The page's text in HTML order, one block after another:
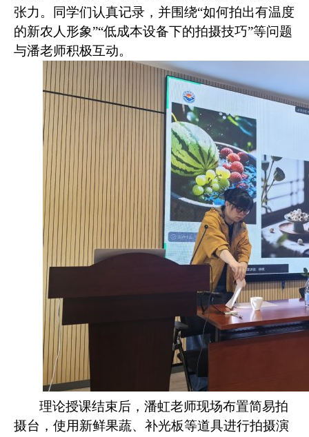
张力。同学们认真记录，并围绕“如何拍出有温度
的新农人形象”“低成本设备下的拍摄技巧”等问题
与潘老师积极互动。
理论授课结束后，潘虹老师现场布置简易拍
摄台，使用新鲜果蔬、补光板等道具进行拍摄演